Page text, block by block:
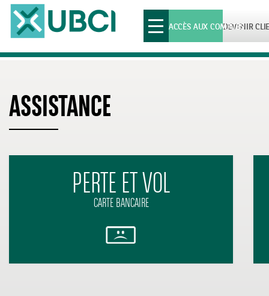
Toggle
navigationDEVENIR
ACCÈS AUX COMPTES
ASSISTANCE
PERTE ET VOL
CARTE BANCAIRE